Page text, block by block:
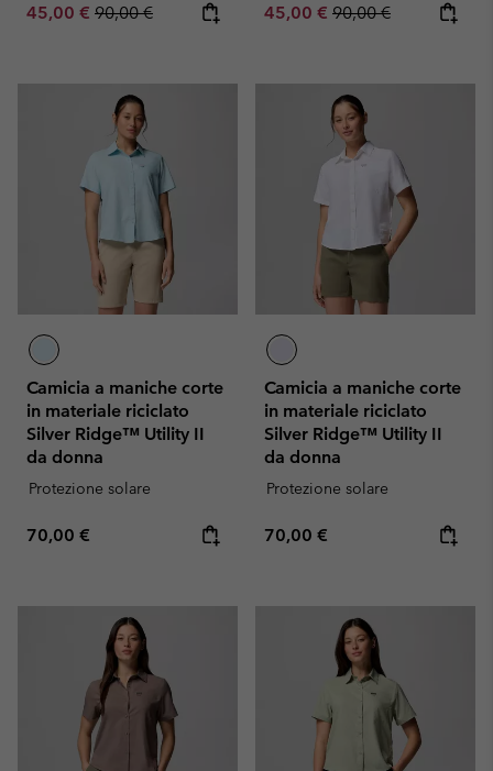
Sale price:
45,00 € Regular price:
90,00 € Sale price:
45,00 € Regular price:
90,00 €
Camicia a maniche corte
in materiale riciclato
Silver Ridge™ Utility II
da donna
Protezione solare
Regular price:
70,00 €
Camicia a maniche corte
in materiale riciclato
Silver Ridge™ Utility II
da donna
Protezione solare
Regular price:
70,00 €